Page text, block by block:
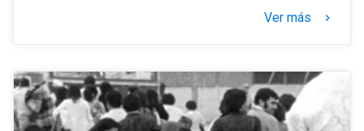
Ver más keyboard_arrow_right